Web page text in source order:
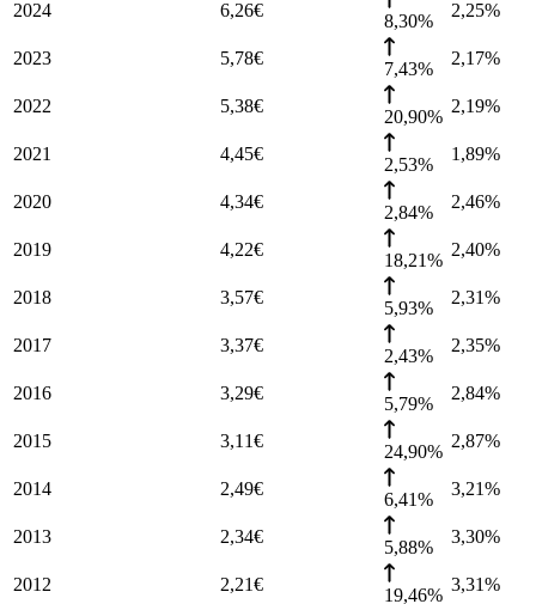
2024 6,26€
8,30%
2,25%
2023 5,78€
7,43%
2,17%
2022 5,38€
20,90%
2,19%
2021 4,45€
2,53%
1,89%
2020 4,34€
2,84%
2,46%
2019 4,22€
18,21%
2,40%
2018 3,57€
5,93%
2,31%
2017 3,37€
2,43%
2,35%
2016 3,29€
5,79%
2,84%
2015 3,11€
24,90%
2,87%
2014 2,49€
6,41%
3,21%
2013 2,34€
5,88%
3,30%
2012 2,21€
19,46%
3,31%